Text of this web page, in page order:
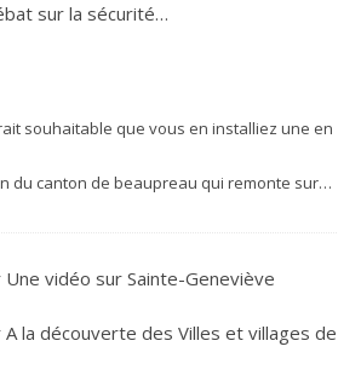
sur la sécurité…
souhaitable que vous en installiez une en
du canton de beaupreau qui remonte sur…
Une vidéo sur Sainte-Geneviève
la découverte des Villes et villages de